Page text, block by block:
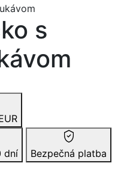
s
dní Bezpečná platba